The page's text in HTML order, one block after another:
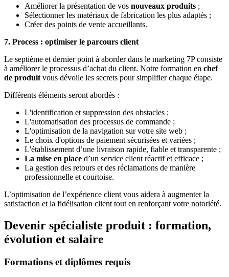
Améliorer la présentation de vos nouveaux produits ;
Sélectionner les matériaux de fabrication les plus adaptés ;
Créer des points de vente accueillants.
7. Process : optimiser le parcours client
Le septième et dernier point à aborder dans le marketing 7P consiste
à améliorer le processus d’achat du client. Notre formation en chef
de produitvous dévoile les secrets pour simplifier chaque étape.
Différents éléments seront abordés :
L'identification et suppression des obstacles ;
L'automatisation des processus de commande ;
L'optimisation de la navigation sur votre site web ;
Le choix d'options de paiement sécurisées et variées ;
L'établissement d’une livraison rapide, fiable et transparente ;
La mise en place d’un service client réactif et efficace ;
La gestion des retours et des réclamations de manière
professionnelle et courtoise.
L’optimisation de l’expérience client vous aidera à augmenter la
satisfaction et la fidélisation client tout en renforçant votre notoriété.
Devenir spécialiste produit : formation,
évolution et salaire
Formations et diplômes requis